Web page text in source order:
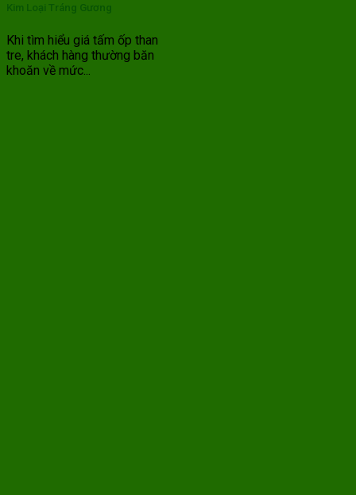
Kim Loại Tráng Gương
Khi tìm hiểu giá tấm ốp than
tre, khách hàng thường băn
khoăn về mức...